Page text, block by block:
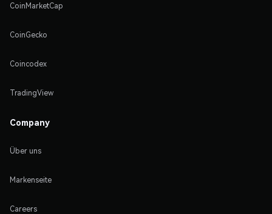
CoinMarketCap
CoinGecko
Coincodex
TradingView
Company
Über uns
Markenseite
Careers